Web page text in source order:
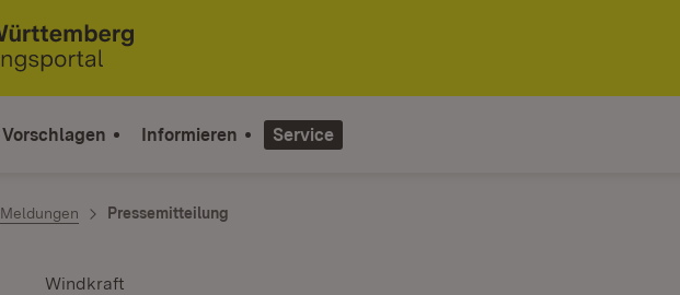
Vorschlagen Informieren Service
Meldungen Pressemitteilung
Windkraft